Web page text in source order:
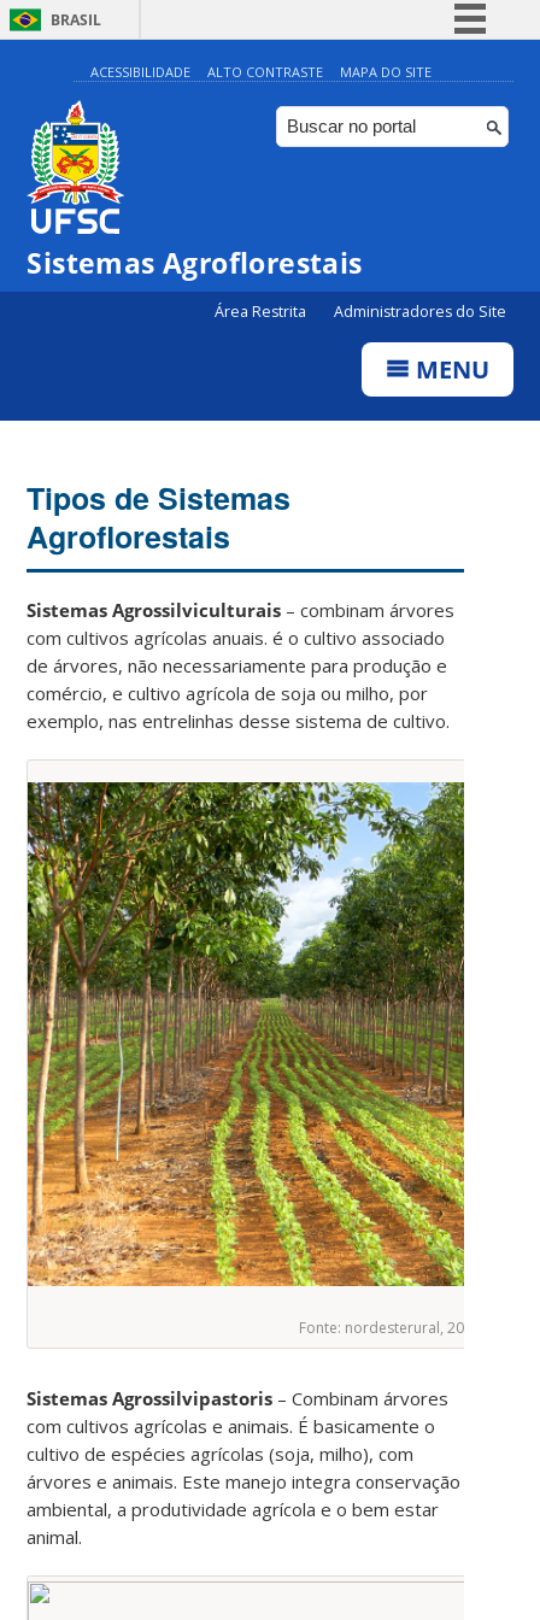
BRASIL
Simplifique!
Comunica BR
Participe
Canais
ACESSIBILIDADE ALTO CONTRASTE MAPA DO SITE
Sistemas Agroflorestais
Área Restrita Administradores do Site
MENU
Tipos de Sistemas
Agroflorestais
Sistemas Agrossilviculturais – combinam árvores
com cultivos agrícolas anuais. é o cultivo associado
de árvores, não necessariamente para produção e
comércio, e cultivo agrícola de soja ou milho, por
exemplo, nas entrelinhas desse sistema de cultivo.
Fonte: nordesterural, 2020
Sistemas Agrossilvipastoris – Combinam árvores
com cultivos agrícolas e animais. É basicamente o
cultivo de espécies agrícolas (soja, milho), com
árvores e animais. Este manejo integra conservação
ambiental, a produtividade agrícola e o bem estar
animal.